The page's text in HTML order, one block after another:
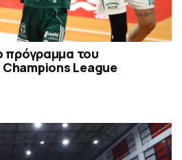
πρόγραμμα του
League